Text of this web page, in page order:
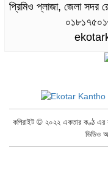
প্রিমিও প্লাজা, জেলা সদর
কপিরাইট © ২০২২ একতার কণ্ঠ এর
ভিডিও